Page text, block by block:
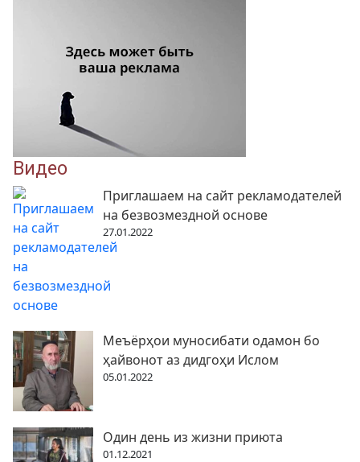
Видео
Приглашаем на сайт рекламодателей
на безвозмездной основе
27.01.2022
Меъёрҳои муносибати одамон бо
ҳайвонот аз дидгоҳи Ислом
05.01.2022
Один день из жизни приюта
01.12.2021